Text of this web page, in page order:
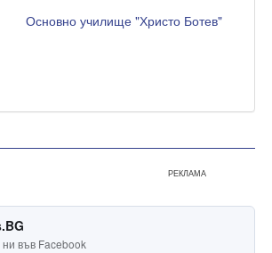
Основно училище "Христо Ботев"
РЕКЛАМА
във Facebook